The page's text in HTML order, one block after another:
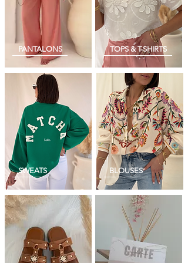
PANTALONS TOPS & T-SHIRTS
SWEATS BLOUSES